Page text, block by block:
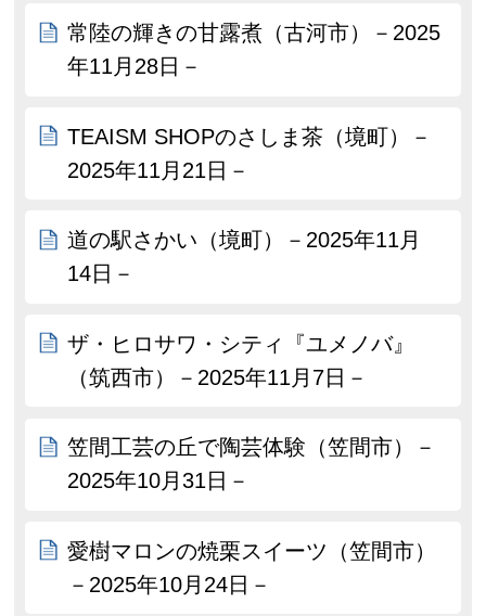
常陸の輝きの甘露煮（古河市）－2025
年11月28日－
TEAISM SHOPのさしま茶（境町）－
2025年11月21日－
道の駅さかい（境町）－2025年11月
14日－
ザ・ヒロサワ・シティ『ユメノバ』
（筑西市）－2025年11月7日－
笠間工芸の丘で陶芸体験（笠間市）－
2025年10月31日－
愛樹マロンの焼栗スイーツ（笠間市）
－2025年10月24日－